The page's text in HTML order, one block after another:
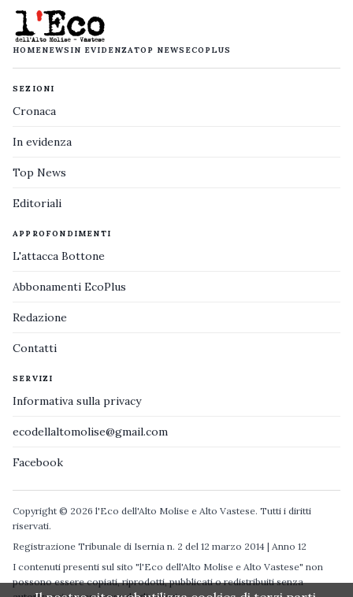
HOMENEWS IN EVIDENZATOP NEWS ECOPLUS
SEZIONI
Cronaca
In evidenza
Top News
Editoriali
APPROFONDIMENTI
L'attacca Bottone
Abbonamenti EcoPlus
Redazione
Contatti
SERVIZI
Informativa sulla privacy
ecodellaltomolise@gmail.com
Facebook
Copyright © 2026 l'Eco dell'Alto Molise e Alto Vastese. Tutti i diritti
riservati.
Registrazione Tribunale di Isernia n. 2 del 12 marzo 2014 | Anno 12
I contenuti presenti sul sito "l'Eco dell'Alto Molise e Alto Vastese" non
possono essere copiati, riprodotti, pubblicati o redistribuiti senza